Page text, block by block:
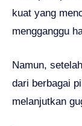
kuat yang
mengganggu
Namun,
dari berbagai
melanjutkan